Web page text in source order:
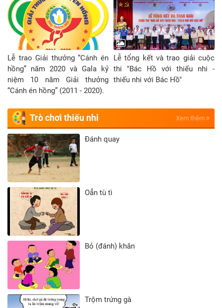
Lễ trao Giải thưởng “Cánh én
hồng” năm 2020 và Gala kỷ
niệm 10 năm Giải thưởng
“Cánh én hồng” (2011 - 2020).
Lễ tổng kết và trao giải cuộc
thi "Bác Hồ với thiếu nhi -
thiếu nhi với Bác Hồ"
Trò chơi thiếu nhi Xem thêm
Đánh quay
Oẳn tù tì
Bỏ (đánh) khăn
Trộm trứng gà